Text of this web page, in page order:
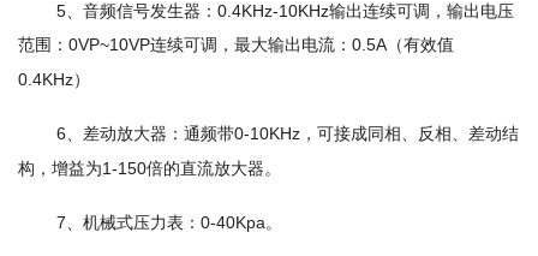
5、音频信号发生器：0.4KHz-10KHz输出连续可调，输出电压
范围：0VP~10VP连续可调，最大输出电流：0.5A（有效值
0.4KHz）
6、差动放大器：通频带0-10KHz，可接成同相、反相、差动结
构，增益为1-150倍的直流放大器。
7、机械式压力表：0-40Kpa。